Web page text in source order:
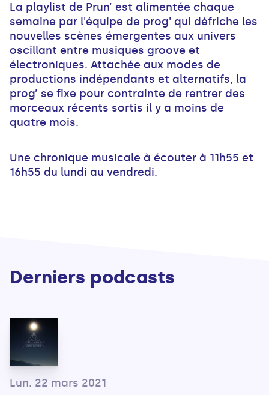
La playlist de Prun’ est alimentée chaque
semaine par l'équipe de prog' qui défriche les
nouvelles scènes émergentes aux univers
oscillant entre musiques groove et
électroniques. Attachée aux modes de
productions indépendants et alternatifs, la
prog’ se fixe pour contrainte de rentrer des
morceaux récents sortis il y a moins de
quatre mois.
Une chronique musicale à écouter à 11h55 et
16h55 du lundi au vendredi.
Derniers podcasts
Lun. 22 mars 2021